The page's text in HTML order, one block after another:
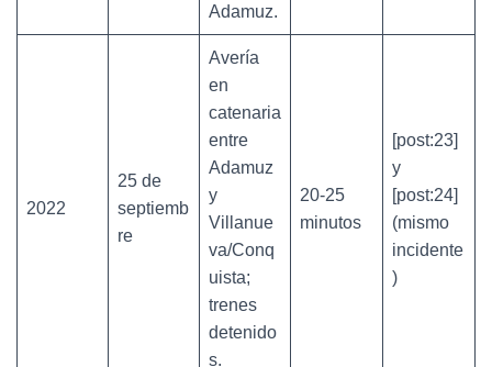
Adamuz.
2022
25 de
septiemb
re
Avería
en
catenaria
entre
Adamuz
y
Villanue
va/Conq
uista;
trenes
detenido
s.
20-25
minutos
[post:23]
y
[post:24]
(mismo
incidente
)